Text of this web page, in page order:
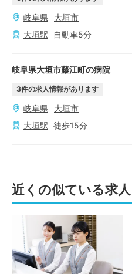
岐阜県
大垣市
大垣駅 自動車5分
岐阜県大垣市藤江町の病院
3件の求人情報があります
岐阜県
大垣市
大垣駅 徒歩15分
近くの似ている求人